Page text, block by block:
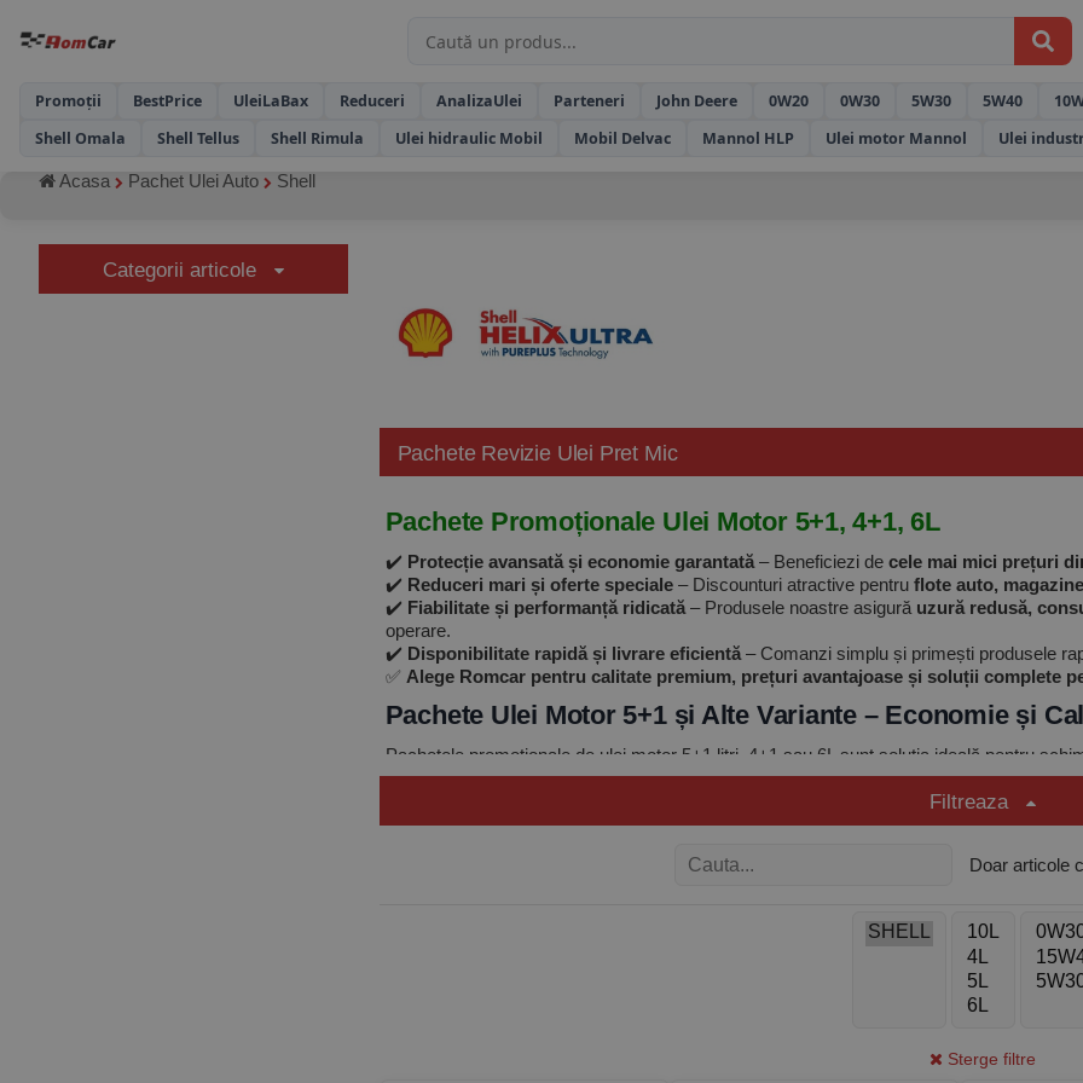
Promoții BestPrice UleiLaBax Reduceri AnalizaUlei Parteneri John Deere 0W20 0W30 5W30 5W40
Shell Omala
Shell Tellus Shell Rimula Ulei hidraulic Mobil Mobil Delvac Mannol HLP Ulei motor Mannol Ulei
Acasa Pachet Ulei Auto Shell
Categorii articole
Pachete Revizie Ulei Pret Mic
Pachete Promoționale Ulei Motor 5+1, 4+1, 6L
✔️ Protecție avansată și economie garantată– Beneficiezi de cele mai mici prețuri
✔️ Reduceri mari și oferte speciale– Discounturi atractive pentru flote auto,
✔️ Fiabilitate și performanță ridicată– Produsele noastre asigură uzură redusă,
operare.
✔️ Disponibilitate rapidă și livrare eficientă– Comanzi simplu și primești produsele
✅ Alege Romcar pentru calitate premium, prețuri avantajoase și soluții complete
Pachete Ulei Motor 5+1 și Alte Variante – Economie și
Pachetele promoționale de ulei motor 5+1 litri, 4+1 sau 6L sunt soluția ideală pentru
special pentruautoturisme moderne cu capacitate între 4,5 și 6 litriși oferă un
Filtreaza
Doar articole
Sterge filtre